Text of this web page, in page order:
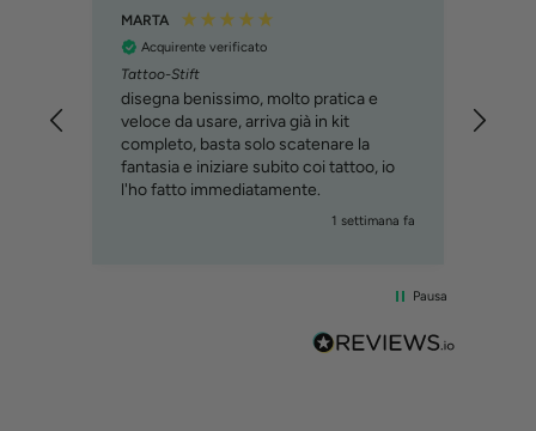
MARTA
Acquirente verificato
Tattoo-Stift
disegna benissimo, molto pratica e
veloce da usare, arriva già in kit
completo, basta solo scatenare la
fantasia e iniziare subito coi tattoo, io
l'ho fatto immediatamente.
1 settimana fa
Pausa